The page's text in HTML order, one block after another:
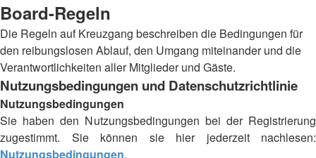
Board-Regeln
Die Regeln auf Kreuzgang beschreiben die Bedingungen für
den reibungslosen Ablauf, den Umgang miteinander und die
Verantwortlichkeiten aller Mitglieder und Gäste.
Nutzungsbedingungen und Datenschutzrichtlinie
Nutzungsbedingungen
Sie haben den Nutzungsbedingungen bei der Registrierung
zugestimmt. Sie können sie hier jederzeit nachlesen:
Nutzungsbedingungen.